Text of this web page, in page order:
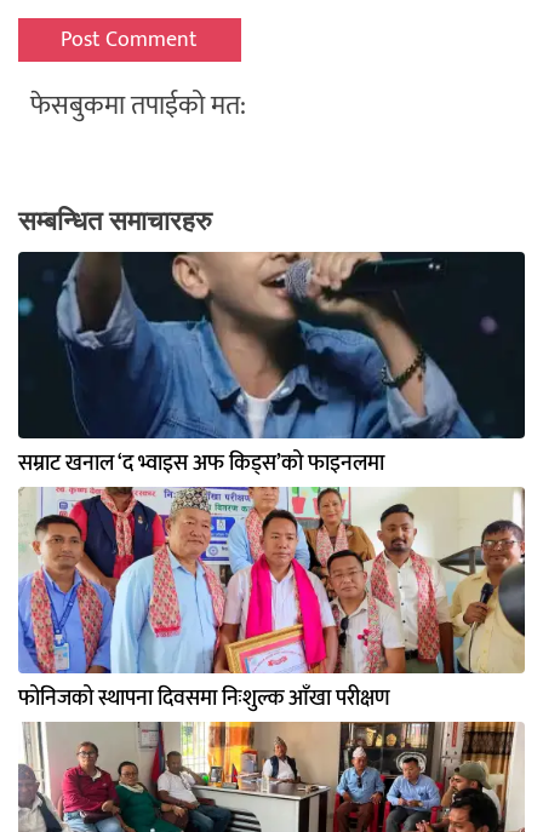
फेसबुकमा तपाईको मत:
सम्बन्धित समाचारहरु
सम्राट खनाल ‘द भ्वाइस अफ किड्स’को फाइनलमा
फोनिजको स्थापना दिवसमा निःशुल्क आँखा परीक्षण